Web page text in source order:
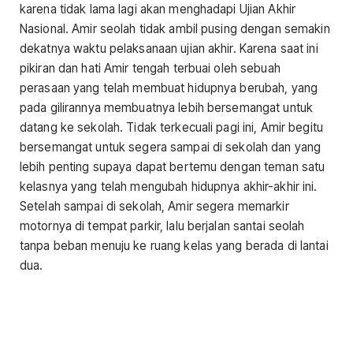
karena tidak lama lagi akan menghadapi Ujian Akhir
Nasional. Amir seolah tidak ambil pusing dengan semakin
dekatnya waktu pelaksanaan ujian akhir. Karena saat ini
pikiran dan hati Amir tengah terbuai oleh sebuah
perasaan yang telah membuat hidupnya berubah, yang
pada gilirannya membuatnya lebih bersemangat untuk
datang ke sekolah. Tidak terkecuali pagi ini, Amir begitu
bersemangat untuk segera sampai di sekolah dan yang
lebih penting supaya dapat bertemu dengan teman satu
kelasnya yang telah mengubah hidupnya akhir-akhir ini.
Setelah sampai di sekolah, Amir segera memarkir
motornya di tempat parkir, lalu berjalan santai seolah
tanpa beban menuju ke ruang kelas yang berada di lantai
dua.